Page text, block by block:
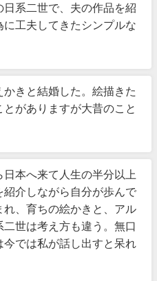
系二世で、夫の作品を紹
工夫してきたシンプルな
きと結婚した。絵描きた
がありますが大昔のこと
本へ来て人生の半分以上
介しながら自分が歩んで
、育ちの絵かきと、アル
世は考え方も違う。無口
では私が話し出すと呆れ